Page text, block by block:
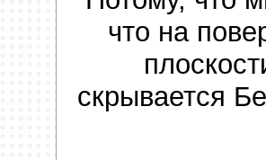
что на
скрывается